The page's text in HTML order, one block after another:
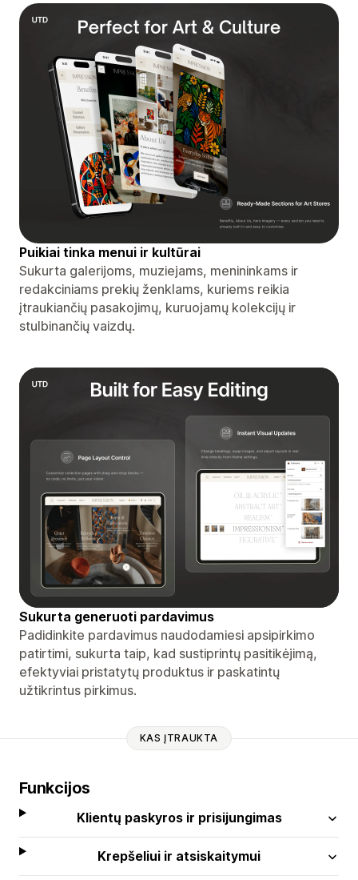
Puikiai tinka menui ir kultūrai
Sukurta galerijoms, muziejams, menininkams ir
redakciniams prekių ženklams, kuriems reikia
įtraukiančių pasakojimų, kuruojamų kolekcijų ir
stulbinančių vaizdų.
Sukurta generuoti pardavimus
Padidinkite pardavimus naudodamiesi apsipirkimo
patirtimi, sukurta taip, kad sustiprintų pasitikėjimą,
efektyviai pristatytų produktus ir paskatintų
užtikrintus pirkimus.
KAS ĮTRAUKTA
Funkcijos
Klientų paskyros ir prisijungimas
Krepšeliui ir atsiskaitymui